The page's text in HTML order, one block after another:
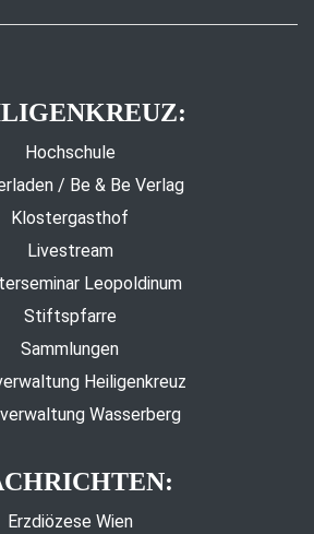
Hochschule
/ Be & Be Verlag
Klostergasthof
Livestream
Leopoldinum
Stiftspfarre
Sammlungen
Heiligenkreuz
Wasserberg
Erzdiözese Wien